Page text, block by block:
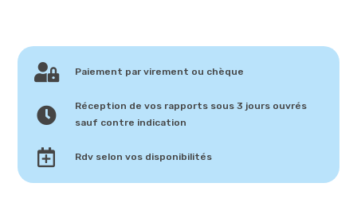
Paiement par virement ou chèque
Réception de vos rapports sous 3 jours ouvrés
sauf contre indication
Rdv selon vos disponibilités